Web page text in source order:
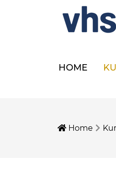
HOME
Home